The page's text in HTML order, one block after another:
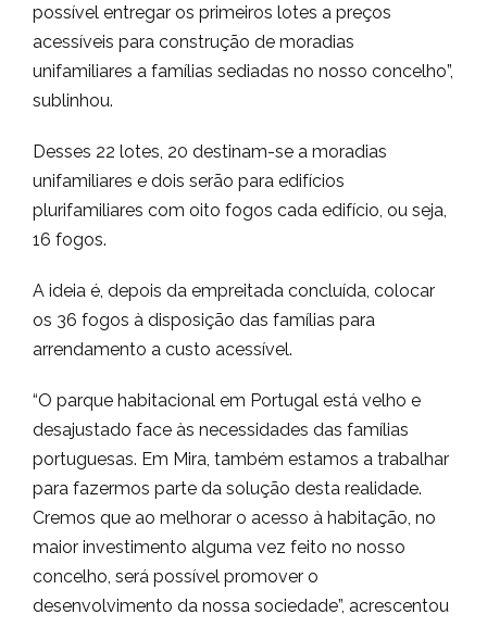
possível entregar os primeiros lotes a preços
acessíveis para construção de moradias
unifamiliares a famílias sediadas no nosso concelho”,
sublinhou.
Desses 22 lotes, 20 destinam-se a moradias
unifamiliares e dois serão para edifícios
plurifamiliares com oito fogos cada edifício, ou seja,
16 fogos.
A ideia é, depois da empreitada concluída, colocar
os 36 fogos à disposição das famílias para
arrendamento a custo acessível.
“O parque habitacional em Portugal está velho e
desajustado face às necessidades das famílias
portuguesas. Em Mira, também estamos a trabalhar
para fazermos parte da solução desta realidade.
Cremos que ao melhorar o acesso à habitação, no
maior investimento alguma vez feito no nosso
concelho, será possível promover o
desenvolvimento da nossa sociedade”, acrescentou